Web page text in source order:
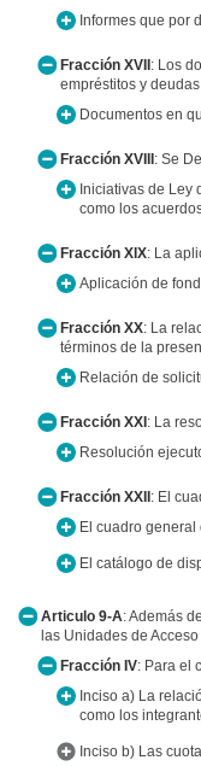
Informes que por
Fracción XVII : Los
empréstitos y
Documentos en
Fracción XVIII : Se
Iniciativas de Ley
como los
Fracción XIX: La
Aplicación de
Fracción XX: La
términos de la
Relación de
Fracción XXI : La
Resolución
Fracción XXII : El
El cuadro
El catálogo de
Articulo 9-A: Además
las Unidades de
Fracción IV: Para el
Inciso a) La
como los
Inciso b) Las